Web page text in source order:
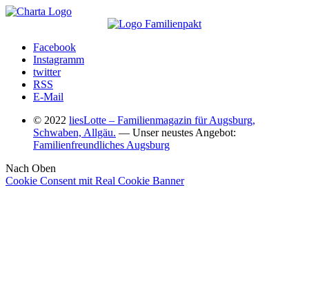
Facebook
Instagramm
twitter
RSS
E-Mail
© 2022 liesLotte – Familienmagazin für Augsburg,
Schwaben, Allgäu. — Unser neustes Angebot:
Familienfreundliches Augsburg
Nach Oben
Cookie Consent mit Real Cookie Banner